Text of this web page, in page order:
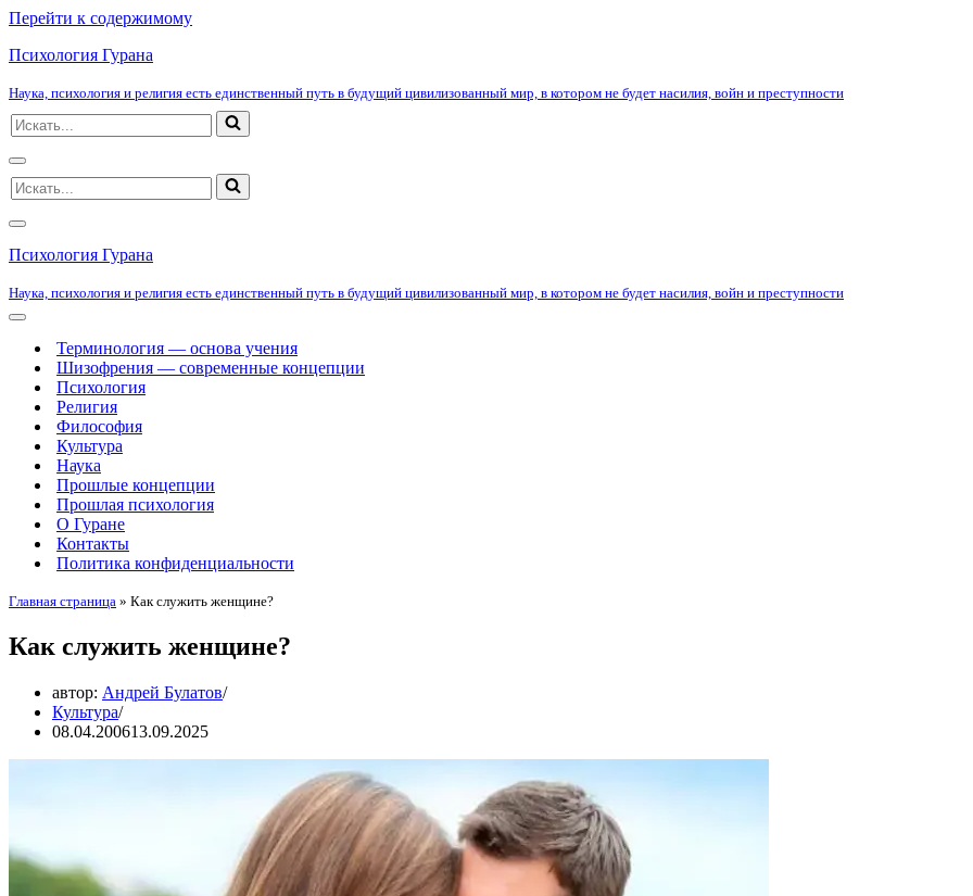
Перейти к содержимому
Психология Гурана
Наука, психология и религия есть единственный путь в будущий цивилизованный мир, в котором не будет насилия, войн и преступности
Искать...
Меню
навигации
Искать...
Меню
навигации
Психология Гурана
Наука, психология и религия есть единственный путь в будущий цивилизованный мир, в котором не будет насилия, войн и преступности
Меню
навигацииТерминология — основа учения
Шизофрения — современные концепции
Психология
Религия
Философия
Культура
Наука
Прошлые концепции
Прошлая психология
О Гуране
Контакты
Политика конфиденциальности
Главная страница » Как служить женщине?
Как служить женщине?
автор: Андрей Булатов
Культура
08.04.200613.09.2025